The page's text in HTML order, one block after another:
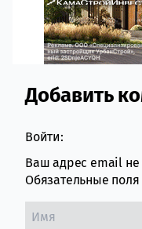
Comment
Добавить
Войти:
Ваш адрес email не
Обязательные